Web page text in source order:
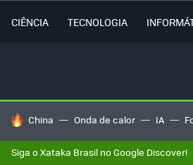
CIÊNCIA TECNOLOGIA
TENDÊNCIAS DO DIA
China Onda de calor IA
Siga o Xataka Brasil no Google Discover!